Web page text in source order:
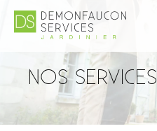
NOS SERVICES